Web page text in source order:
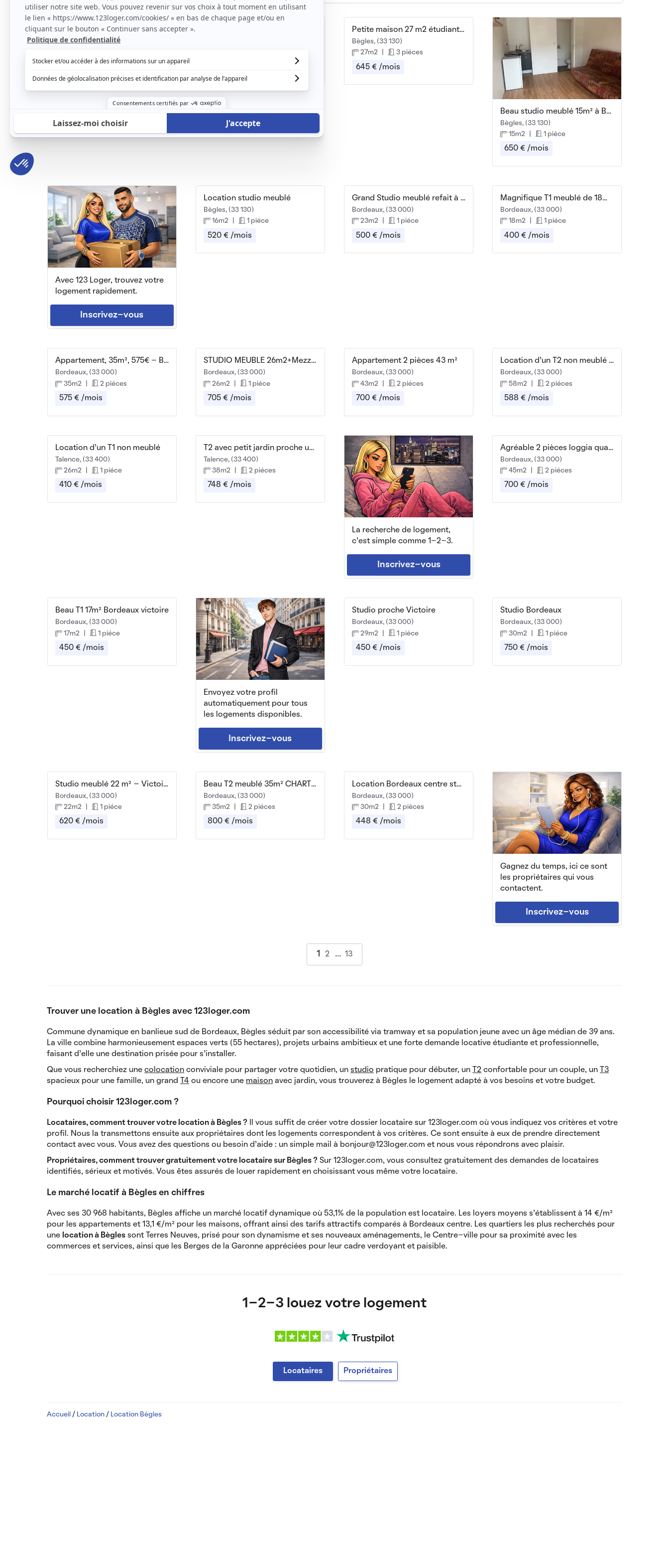
Avec 123 Loger, trouvez votre
logement rapidement.
Inscrivez-vous
La recherche de logement,
c'est simple comme 1-2-3.
Inscrivez-vous
Envoyez votre profil
automatiquement pour tous
les logements disponibles.
Inscrivez-vous
Gagnez du temps, ici ce sont
les propriétaires qui vous
contactent.
Inscrivez-vous
Appartement T2 meublé 45 m² avec balcon, parking
Bègles, (33 130)
Petite maison 27 m2 étudiant.e fond jardin
Bègles, (33 130)
27m2
3 piéces
645 € /mois
Beau studio meublé 15m² à Bègles
Bègles, (33 130)
15m2
1 piéce
650 € /mois
Location studio meublé
Bègles, (33 130)
16m2
1 piéce
520 € /mois
Grand Studio meublé refait à neuf cœur de ville
Bordeaux, (33 000)
23m2
1 piéce
500 € /mois
Magnifique T1 meublé de 18m2 refait neuf bordeaux
Bordeaux, (33 000)
18m2
1 piéce
400 € /mois
Appartement, 35m², 575€ - Bordeaux
Bordeaux, (33 000)
35m2
2 piéces
575 € /mois
STUDIO MEUBLE 26m2+Mezzanine 8m2 +Option Parking
Bordeaux, (33 000)
26m2
1 piéce
705 € /mois
Appartement 2 pièces 43 m²
Bordeaux, (33 000)
43m2
2 piéces
700 € /mois
Location d'un T2 non meublé au 12 Rue de la Plaine
Bordeaux, (33 000)
58m2
2 piéces
588 € /mois
Location d'un T1 non meublé
Talence, (33 400)
26m2
1 piéce
410 € /mois
T2 avec petit jardin proche université
Talence, (33 400)
38m2
2 piéces
748 € /mois
Agréable 2 pièces loggia quartier des Capucins
Bordeaux, (33 000)
45m2
2 piéces
700 € /mois
Beau T1 17m² Bordeaux victoire
Bordeaux, (33 000)
17m2
1 piéce
450 € /mois
Studio proche Victoire
Bordeaux, (33 000)
29m2
1 piéce
450 € /mois
Studio Bordeaux
Bordeaux, (33 000)
30m2
1 piéce
750 € /mois
Studio meublé 22 m² – Victoire – proche tram
Bordeaux, (33 000)
22m2
1 piéce
620 € /mois
Beau T2 meublé 35m² CHARTRONS
Bordeaux, (33 000)
35m2
2 piéces
800 € /mois
Location Bordeaux centre studio avec chambre
Bordeaux, (33 000)
30m2
2 piéces
448 € /mois
1 2 13
Trouver une location à Bègles avec 123loger.com
Commune dynamique en banlieue sud de Bordeaux, Bègles séduit par son accessibilité via tramway et sa population jeune avec un âge médian de 39 ans.
La ville combine harmonieusement espaces verts (55 hectares), projets urbains ambitieux et une forte demande locative étudiante et professionnelle,
faisant d'elle une destination prisée pour s'installer.
Que vous recherchiez unecolocation conviviale pour partager votre quotidien, unstudio pratique pour débuter, un T2 confortable pour un couple, un
T3
spacieux pour une famille, un grand
T4 ou encore une maison avec jardin, vous trouverez à Bègles le logement adapté à vos besoins et votre budget.
Pourquoi choisir 123loger.com ?
Locataires, comment trouver votre location à Bègles ? Il vous suffit de créer votre dossier locataire sur 123loger.com où vous indiquez vos critères et votre
profil. Nous la transmettons ensuite aux propriétaires dont les logements correspondent à vos critères. Ce sont ensuite à eux de prendre directement
contact avec vous. Vous avez des questions ou besoin d'aide : un simple mail à bonjour@123loger.com et nous vous répondrons avec plaisir.
Propriétaires, comment trouver gratuitement votre locataire sur Bègles ? Sur 123loger.com, vous consultez gratuitement des demandes de locataires
identifiés, sérieux et motivés. Vous êtes assurés de louer rapidement en choisissant vous même votre locataire.
Le marché locatif à Bègles en chiffres
Avec ses 30 968 habitants, Bègles affiche un marché locatif dynamique où 53,1% de la population est locataire. Les loyers moyens s'établissent à 14 €/m²
pour les appartements et 13,1 €/m² pour les maisons, offrant ainsi des tarifs attractifs comparés à Bordeaux centre. Les quartiers les plus recherchés pour
une location à Bègles sont Terres Neuves, prisé pour son dynamisme et ses nouveaux aménagements, le Centre-ville pour sa proximité avec les
commerces et services, ainsi que les Berges de la Garonne appréciées pour leur cadre verdoyant et paisible.
1-2-3 louez votre logement
Locataires Propriétaires
Accueil / Location / Location Bègles